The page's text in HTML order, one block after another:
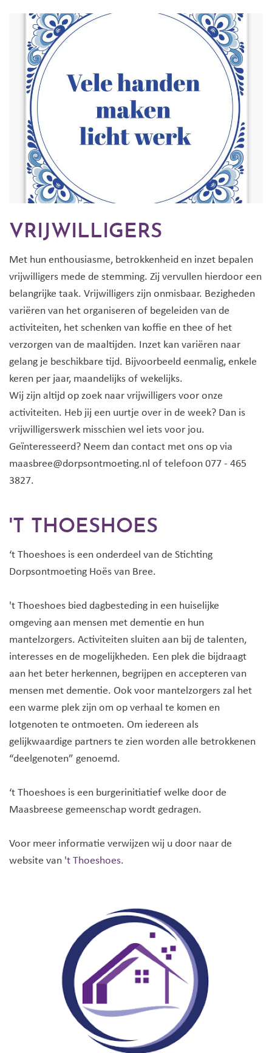
VRIJWILLIGERS
Met hun enthousiasme, betrokkenheid en inzet bepalen
vrijwilligers mede de stemming. Zij vervullen hierdoor een
belangrijke taak. Vrijwilligers zijn onmisbaar. Bezigheden
variëren van het organiseren of begeleiden van de
activiteiten, het schenken van koffie en thee of het
verzorgen van de maaltijden. Inzet kan variëren naar
gelang je beschikbare tijd. Bijvoorbeeld eenmalig, enkele
keren per jaar, maandelijks of wekelijks.
Wij zijn altijd op zoek naar vrijwilligers voor onze
activiteiten. Heb jij een uurtje over in de week? Dan is
vrijwilligerswerk misschien wel iets voor jou.
Geïnteresseerd? Neem dan contact met ons op via
maasbree@dorpsontmoeting.nl of telefoon 077 - 465
3827.
'T THOESHOES
‘t Thoeshoes is een onderdeel van de Stichting
Dorpsontmoeting Hoës van Bree.
't Thoeshoes bied dagbesteding in een huiselijke
omgeving aan mensen met dementie en hun
mantelzorgers. Activiteiten sluiten aan bij de talenten,
interesses en de mogelijkheden. Een plek die bijdraagt
aan het beter herkennen, begrijpen en accepteren van
mensen met dementie. Ook voor mantelzorgers zal het
een warme plek zijn om op verhaal te komen en
lotgenoten te ontmoeten. Om iedereen als
gelijkwaardige partners te zien worden alle betrokkenen
“deelgenoten” genoemd.
‘t Thoeshoes is een burgerinitiatief welke door de
Maasbreese gemeenschap wordt gedragen.
Voor meer informatie verwijzen wij u door naar de
website van 't Thoeshoes.